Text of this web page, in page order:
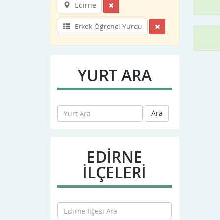
Edirne
Erkek Öğrenci Yurdu
YURT ARA
Ara
EDIRNE
İLÇELERİ